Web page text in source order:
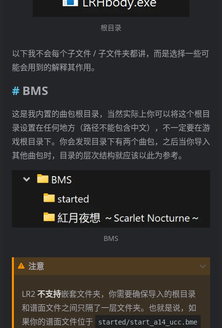
根目录
以下我不会每个子文件 / 子文件夹都讲，而是选择一些可
能会用到的解释其作用。
BMS
这是我内置的曲包根目录，当然实际上你可以将这个根目
录设置在任何地方（路径不能包含中文），不一定要在游
戏根目录下。你会发现目录下有两个曲包，之后当你导入
其他曲包时，目录的层次结构就应该以此为参考。
BMS
注意
LR2不支持嵌套文件夹，你需要确保导入的根目录
和谱面文件之间只隔了一层文件夹。也就是说，如
果你的谱面文件位于
started/start_a14_ucc.bme